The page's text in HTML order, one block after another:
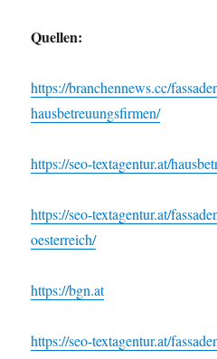
Quellen:
https://branchennews.cc/
hausbetreuungsfirmen/
https://seo-textagentur.at/
https://seo-textagentur.at/
oesterreich/
https://bgn.at
https://seo-textagentur.at/